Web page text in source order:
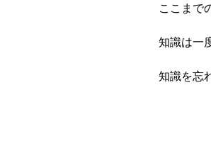
ここまで
知識は一
知識を忘